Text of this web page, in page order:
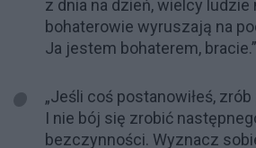
z dnia na dzień, wielcy ludzie
bohaterowie wyruszają na
Ja jestem bohaterem,
„Jeśli coś postanowiłeś,
I nie bój się zrobić
bezczynności. Wyznacz